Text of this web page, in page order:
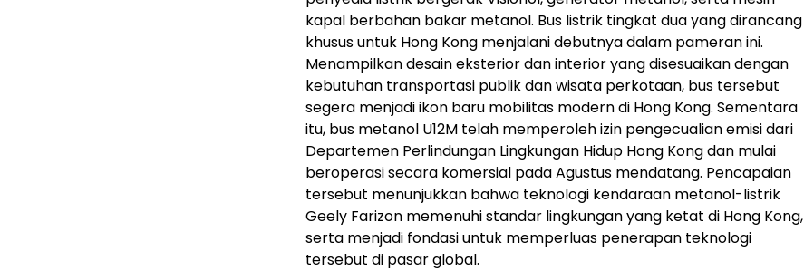
kapal berbahan bakar metanol. Bus listrik tingkat dua yang dirancang
khusus untuk Hong Kong menjalani debutnya dalam pameran ini.
Menampilkan desain eksterior dan interior yang disesuaikan dengan
kebutuhan transportasi publik dan wisata perkotaan, bus tersebut
segera menjadi ikon baru mobilitas modern di Hong Kong. Sementara
itu, bus metanol U12M telah memperoleh izin pengecualian emisi dari
Departemen Perlindungan Lingkungan Hidup Hong Kong dan mulai
beroperasi secara komersial pada Agustus mendatang. Pencapaian
tersebut menunjukkan bahwa teknologi kendaraan metanol-listrik
Geely Farizon memenuhi standar lingkungan yang ketat di Hong Kong,
serta menjadi fondasi untuk memperluas penerapan teknologi
tersebut di pasar global.